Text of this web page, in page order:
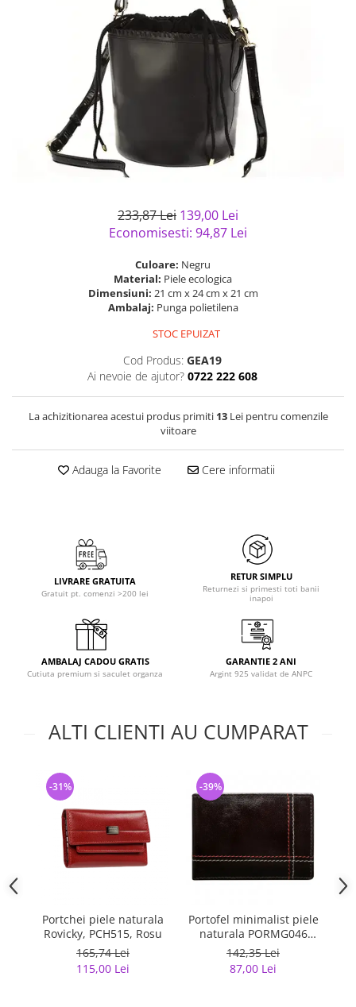
Bijuterii argint placat cu aur
Bijuterii argint cu diverse
Bijuterii argint cu murano
Bijuterii gotice si rock
Bijuterii Handmade
Bijuterii fantezie
Casete si cutii de bijuterii
Bijuterii tungsten
Accesorii Piele
Solutii si lavete de curatare
233,87 Lei 139,00 Lei
Economisesti: 94,87 Lei
Culoare: Negru
Material: Piele ecologica
Dimensiuni: 21 cm x 24 cm x 21 cm
Ambalaj: Punga polietilena
STOC EPUIZAT
Cod Produs: GEA19
Ai nevoie de ajutor? 0722 222 608
La achizitionarea acestui produs primiti 13Lei pentru comenzile
viitoare
Adauga la Favorite Cere informatii
LIVRARE GRATUITA
Gratuit pt. comenzi >200 lei
RETUR SIMPLU
Returnezi si primesti toti banii
inapoi
AMBALAJ CADOU GRATIS
Cutiuta premium si saculet organza
GARANTIE 2 ANI
Argint 925 validat de ANPC
ALTI CLIENTI AU CUMPARAT
Portchei piele naturala
Rovicky, PCH515, Rosu
165,74 Lei
115,00 Lei
-31%
Portofel minimalist piele
naturala PORMG046
Maron, cu portcard
detasabil
142,35 Lei
87,00 Lei
-39%